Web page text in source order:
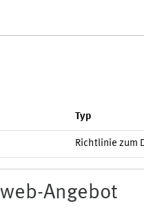
Typ
Richtlinie zum
Angebot